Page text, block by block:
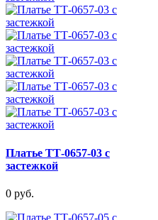
Платье ТТ-0657-03 с
застежкой
0 руб.